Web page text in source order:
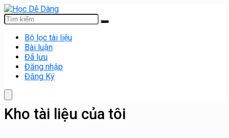
Bộ lọc tài liệu
Bài luận
Đã lưu
Đăng nhập
Đăng Ký
Kho tài liệu của tôi